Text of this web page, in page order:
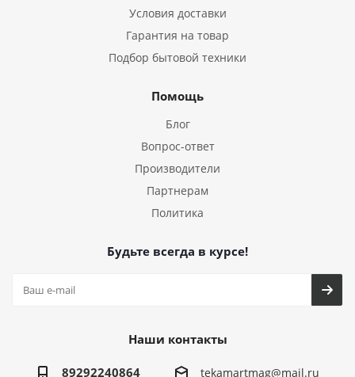
Условия доставки
Гарантия на товар
Подбор бытовой техники
Помощь
Блог
Вопрос-ответ
Производители
Партнерам
Политика
Будьте всегда в курсе!
Наши контакты
89292240864 tekamartmag@mail.ru